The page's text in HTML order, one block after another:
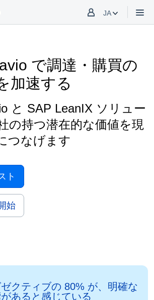
JA
で調達・購買の
加速する
と SAP LeanIX ソリュー
の持つ潜在的な価値を現
つなげます
ト
始
クティブの 80% が、明確な
があると感じている